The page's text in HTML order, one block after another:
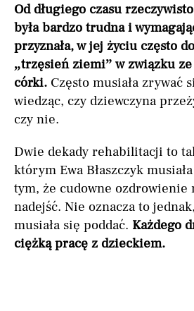
Od długiego czasu
była bardzo trudna i
przyznała, w jej życiu często
„trzęsień ziemi” w związku
córki. Często musiała zrywać
wiedząc, czy dziewczyna
czy nie.
Dwie dekady rehabilitacji to
którym Ewa Błaszczyk
tym, że cudowne ozdrowienie
nadejść. Nie oznacza to
musiała się poddać. Każdego
ciężką pracę z dzieckiem.